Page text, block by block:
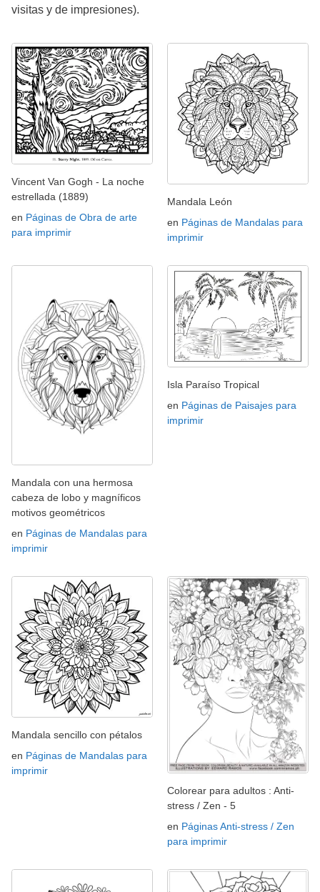
visitas y de impresiones).
Vincent Van Gogh - La noche
estrellada (1889)
en Páginas de Obra de arte
para imprimir
Mandala León
en Páginas de Mandalas para
imprimir
Mandala con una hermosa
cabeza de lobo y magníficos
motivos geométricos
en Páginas de Mandalas para
imprimir
Isla Paraíso Tropical
en Páginas de Paisajes para
imprimir
Mandala sencillo con pétalos
en Páginas de Mandalas para
imprimir
Colorear para adultos : Anti-
stress / Zen - 5
en Páginas Anti-stress / Zen
para imprimir